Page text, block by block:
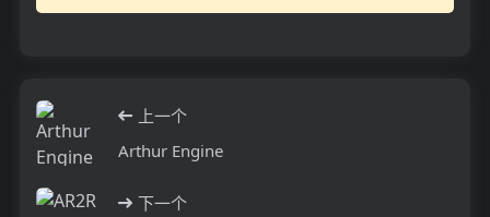
上一个
Arthur Engine
下一个